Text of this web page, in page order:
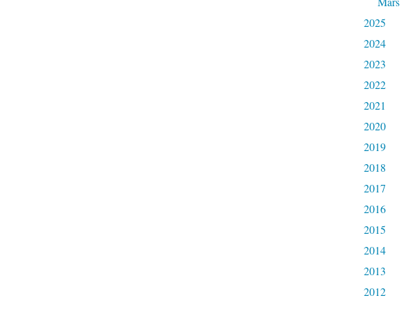
2025
2024
2023
2022
2021
2020
2019
2018
2017
2016
2015
2014
2013
2012